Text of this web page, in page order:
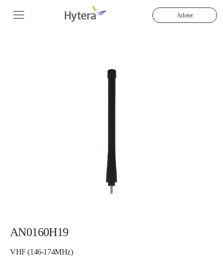
Acheter
AN0160H19
VHF (146-174MHz)